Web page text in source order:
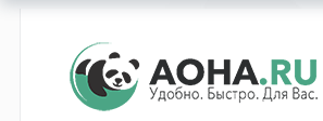
Aoha.ru